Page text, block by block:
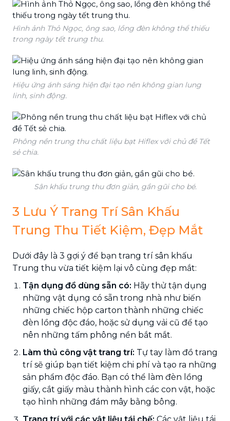
Hình ảnh Thỏ Ngọc, ông sao, lồng đèn không thể thiếu
trong ngày tết trung thu.
Hiệu ứng ánh sáng hiện đại tạo nên không gian lung
linh, sinh động.
Phông nền trung thu chất liệu bạt Hiflex với chủ đề Tết
sẻ chia.
Sân khấu trung thu đơn giản, gần gũi cho bé.
3 Lưu Ý Trang Trí Sân Khấu
Trung Thu Tiết Kiệm, Đẹp Mắt
Dưới đây là 3 gợi ý để bạn trang trí sân khấu
Trung thu vừa tiết kiệm lại vô cùng đẹp mắt:
Tận dụng đồ dùng sẵn có: Hãy thử tận dụng
những vật dụng có sẵn trong nhà như biến
những chiếc hộp carton thành những chiếc
đèn lồng độc đáo, hoặc sử dụng vải cũ để tạo
nên những tấm phông nền bắt mắt.
Làm thủ công vật trang trí: Tự tay làm đồ trang
trí sẽ giúp bạn tiết kiệm chi phí và tạo ra những
sản phẩm độc đáo. Bạn có thể làm đèn lồng
giấy, cắt giấy màu thành hình các con vật, hoặc
tạo hình những đám mây bằng bông.
Trang trí với các vật liệu tái chế: Các vật liệu tái